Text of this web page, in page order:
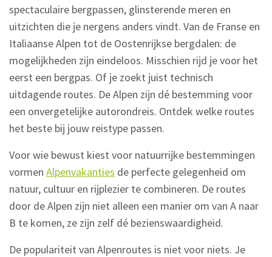
spectaculaire bergpassen, glinsterende meren en
uitzichten die je nergens anders vindt. Van de Franse en
Italiaanse Alpen tot de Oostenrijkse bergdalen: de
mogelijkheden zijn eindeloos. Misschien rijd je voor het
eerst een bergpas. Of je zoekt juist technisch
uitdagende routes. De Alpen zijn dé bestemming voor
een onvergetelijke autorondreis. Ontdek welke routes
het beste bij jouw reistype passen.
Voor wie bewust kiest voor natuurrijke bestemmingen
vormen Alpenvakanties de perfecte gelegenheid om
natuur, cultuur en rijplezier te combineren. De routes
door de Alpen zijn niet alleen een manier om van A naar
B te komen, ze zijn zelf dé bezienswaardigheid.
De populariteit van Alpenroutes is niet voor niets. Je